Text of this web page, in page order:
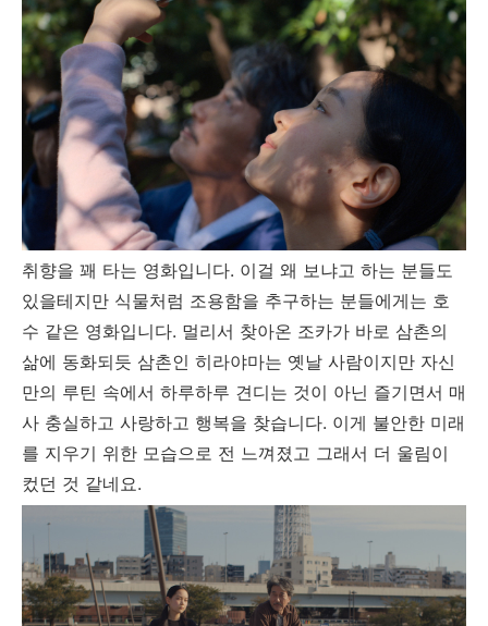
취향을 꽤 타는 영화입니다. 이걸 왜 보냐고 하는 분들도
있을테지만 식물처럼 조용함을 추구하는 분들에게는 호
수 같은 영화입니다. 멀리서 찾아온 조카가 바로 삼촌의
삶에 동화되듯 삼촌인 히라야마는 옛날 사람이지만 자신
만의 루틴 속에서 하루하루 견디는 것이 아닌 즐기면서 매
사 충실하고 사랑하고 행복을 찾습니다. 이게 불안한 미래
를 지우기 위한 모습으로 전 느껴졌고 그래서 더 울림이
컸던 것 같네요.